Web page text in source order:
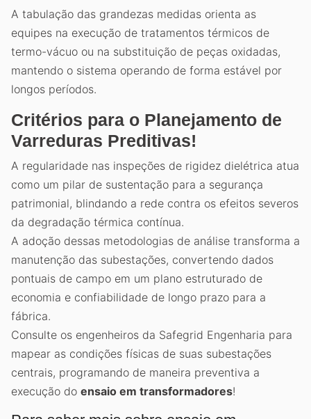
A tabulação das grandezas medidas orienta as
equipes na execução de tratamentos térmicos de
termo-vácuo ou na substituição de peças oxidadas,
mantendo o sistema operando de forma estável por
longos períodos.
Critérios para o Planejamento de
Varreduras Preditivas!
A regularidade nas inspeções de rigidez dielétrica atua
como um pilar de sustentação para a segurança
patrimonial, blindando a rede contra os efeitos severos
da degradação térmica contínua.
A adoção dessas metodologias de análise transforma a
manutenção das subestações, convertendo dados
pontuais de campo em um plano estruturado de
economia e confiabilidade de longo prazo para a
fábrica.
Consulte os engenheiros da Safegrid Engenharia para
mapear as condições físicas de suas subestações
centrais, programando de maneira preventiva a
execução do ensaio em transformadores!